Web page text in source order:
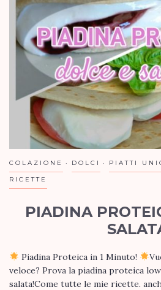
COLAZIONE DOLCI PIATTI
RICETTE
PIADINA
Piadina Proteica in 1 Minuto!
veloce? Prova la piadina proteica
salata!Come tutte le mie ricette,